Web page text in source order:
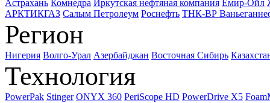
Астрахань Комнедра Иркутская нефтяная компания Емир-Ойл
АРКТИКГАЗ Салым Петролеум Роснефть ТНК-ВР
Регион
Нигерия Волго-Урал Азербайджан Восточная Сибирь
Технология
PowerPak Stinger ONYX 360 PeriScope HD PowerDrive X5